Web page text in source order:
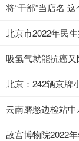
将“干部”当店名
北京市2022年民
吸氢气就能抗癌又
北京：242辆京牌
云南磨憨边检站
故宫博物院2022